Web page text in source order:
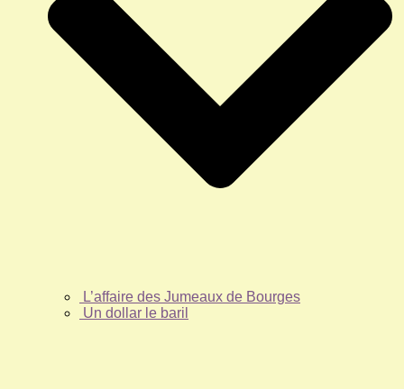
L’affaire des Jumeaux de Bourges
Un dollar le baril